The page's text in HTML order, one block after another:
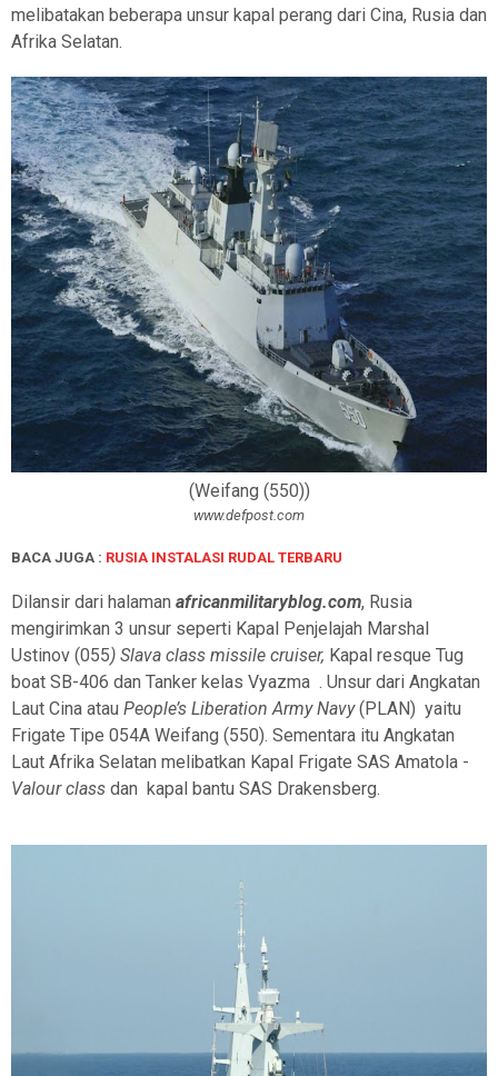
melibatakan beberapa unsur kapal perang dari Cina, Rusia dan
Afrika Selatan.
(Weifang (550))
www.defpost.com
BACA JUGA : RUSIA INSTALASI RUDAL TERBARU
Dilansir dari halaman africanmilitaryblog.com, Rusia
mengirimkan 3 unsur seperti Kapal Penjelajah Marshal
Ustinov (055) Slava class missile cruiser, Kapal resque Tug
boat SB-406 dan Tanker kelas Vyazma . Unsur dari Angkatan
Laut Cina atau People’s Liberation Army Navy(PLAN) yaitu
Frigate Tipe 054A Weifang (550). Sementara itu Angkatan
Laut Afrika Selatan melibatkan Kapal Frigate SAS Amatola -
Valour class dan kapal bantu SAS Drakensberg.